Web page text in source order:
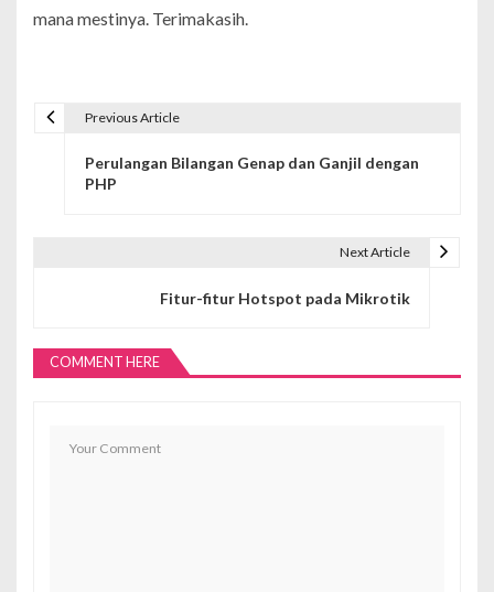
mana mestinya. Terimakasih.
s
Previous Article
Perulangan Bilangan Genap dan Ganjil dengan
PHP
Next Article
Fitur-fitur Hotspot pada Mikrotik
COMMENT HERE